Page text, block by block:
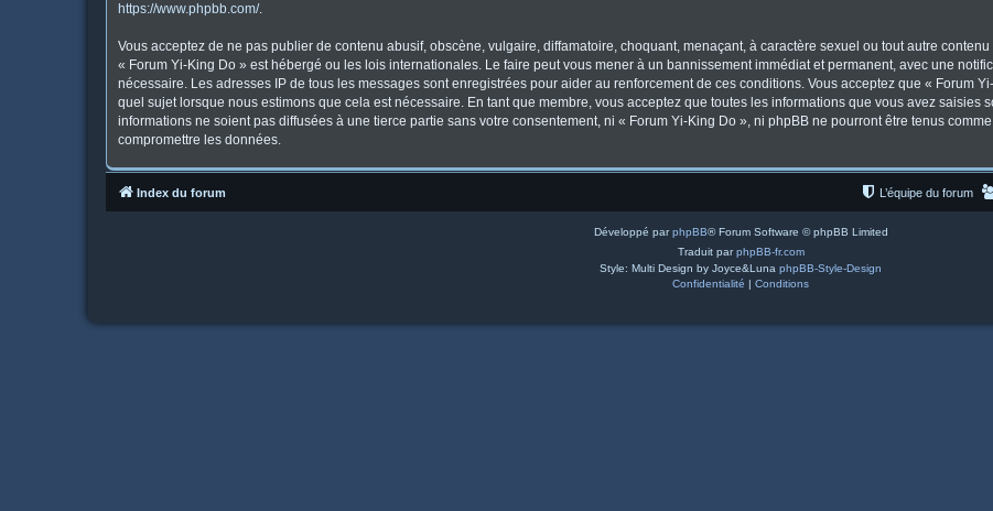
https://www.phpbb.com/.
Vous acceptez de ne pas publier de contenu abusif, obscène, vulgaire, diffamatoire, choquant, menaçant, à caractère sexuel ou tout autre
« Forum Yi-King Do » est hébergé ou les lois internationales. Le faire peut vous mener à un bannissement immédiat et permanent, avec une
nécessaire. Les adresses IP de tous les messages sont enregistrées pour aider au renforcement de ces conditions. Vous acceptez que « Forum
quel sujet lorsque nous estimons que cela est nécessaire. En tant que membre, vous acceptez que toutes les informations que vous avez saisies
informations ne soient pas diffusées à une tierce partie sans votre consentement, ni « Forum Yi-King Do », ni phpBB ne pourront être tenus
compromettre les données.
Index du forum L’équipe du forum
Développé parphpBB® Forum Software © phpBB Limited
Traduit parphpBB-fr.com
Style: Multi Design by Joyce&Luna phpBB-Style-Design
Confidentialité | Conditions